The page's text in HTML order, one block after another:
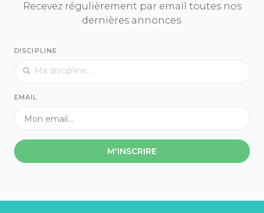
Recevez régulièrement par email toutes nos
dernières annonces.
DISCIPLINE
EMAIL
M'INSCRIRE